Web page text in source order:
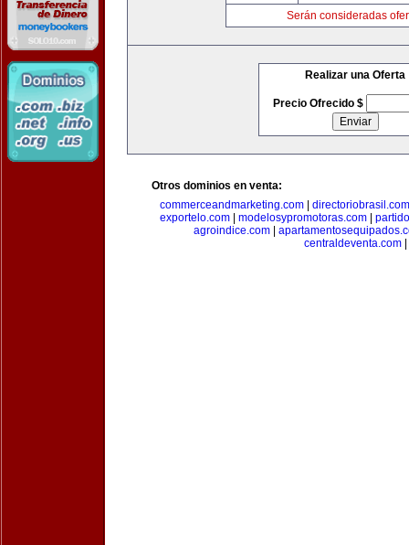
Serán consideradas
Realizar una Oferta
Precio Ofrecido $
Otros dominios en venta:
commerceandmarketing.com| directoriobrasil.com
exportelo.com
modelosypromotoras.com
agroindice.com
centraldeventa.com|